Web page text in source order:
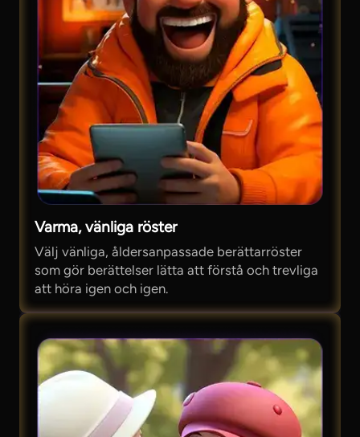
Varma, vänliga röster
Välj vänliga, åldersanpassade berättarröster
som gör berättelser lätta att förstå och trevliga
att höra igen och igen.